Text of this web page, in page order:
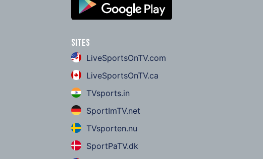
Sites
LiveSportsOnTV.com
LiveSportsOnTV.ca
TVsports.in
SportImTV.net
TVsporten.nu
SportPaTV.dk